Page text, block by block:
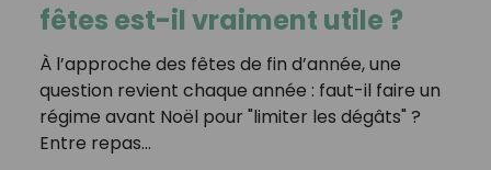
fêtes est-il vraiment utile ?
À l’approche des fêtes de fin d’année, une
question revient chaque année : faut-il faire un
régime avant Noël pour "limiter les dégâts" ?
Entre repas…